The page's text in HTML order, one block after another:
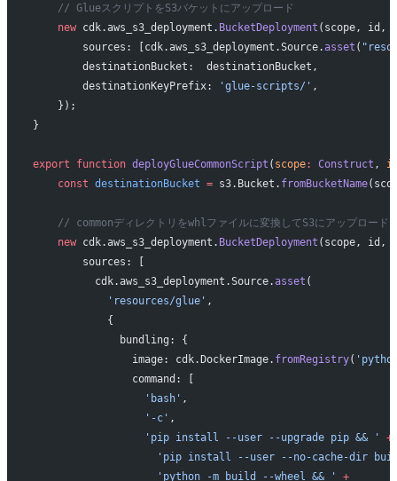
    // GlueスクリプトをS3バケットにアップロード
    new
cdk.aws_s3_deployment. BucketDeployment (scope, id,
        sources: [cdk.aws_s3_deployment.Source.
asset (
        destinationBucket:  destinationBucket,
        destinationKeyPrefix:
'glue-scripts/' ,
    });
}
export function deployGlueCommonScript ( scope: Construct ,
    const
destinationBucket = s3.Bucket. fromBucketName
    // commonディレクトリをwhlファイルに変換してS3にアップロード
    new
cdk.aws_s3_deployment. BucketDeployment (scope, id,
        sources: [
          cdk.aws_s3_deployment.Source.
asset (
            'resources/glue'
,
            {
              bundling: {
                image: cdk.DockerImage.
fromRegistry(
                command: [
                  'bash'
,
                  '-c'
,
                  'pip install --user --upgrade pip && '
+
'pip install --user --no-cache-dir
                    'python -m build --wheel && '
+